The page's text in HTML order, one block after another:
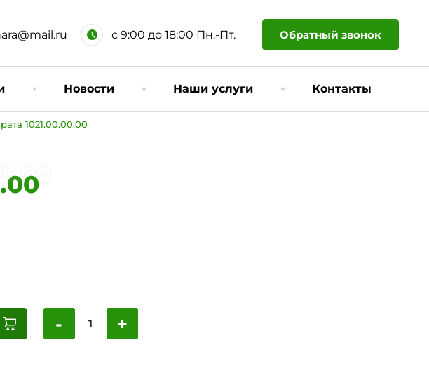
с 9:00 до 18:00 Пн.-Пт. Обратный звонок
Новости Наши услуги Контакты
1021.00.00.00
- +